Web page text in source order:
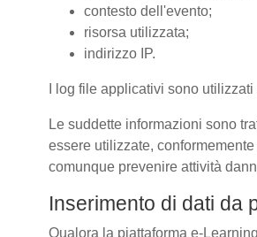
contesto dell'evento;
risorsa utilizzata;
indirizzo IP.
I log file applicativi sono
Le suddette informazioni sono
essere utilizzate,
comunque prevenire attività
Inserimento di dati da
Qualora la piattaforma e-